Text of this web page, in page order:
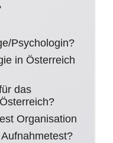
Psychologin?
in Österreich
das
Organisation